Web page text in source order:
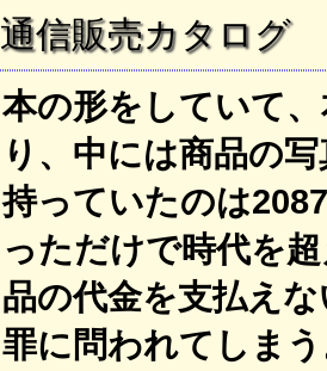
通信販売カタログ
本の形をしていて
り、中には商品の
持っていたのは
っただけで時代を
品の代金を支払え
罪に問われてしま